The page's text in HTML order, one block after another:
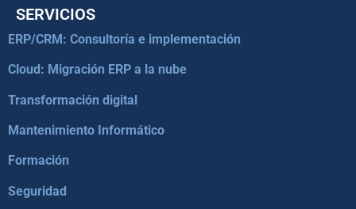
SERVICIOS
ERP/CRM: Consultoría e implementación
Cloud: Migración ERP a la nube
Transformación digital
Mantenimiento Informático
Formación
Seguridad